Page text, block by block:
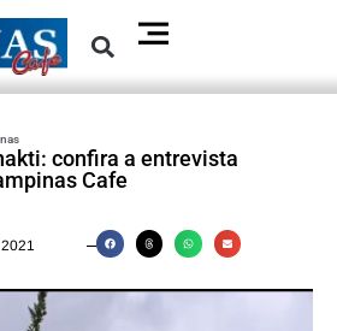
confira a entrevista
Cafe